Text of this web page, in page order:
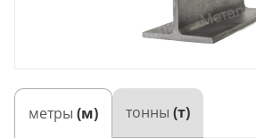
метры (м) тонны (т)